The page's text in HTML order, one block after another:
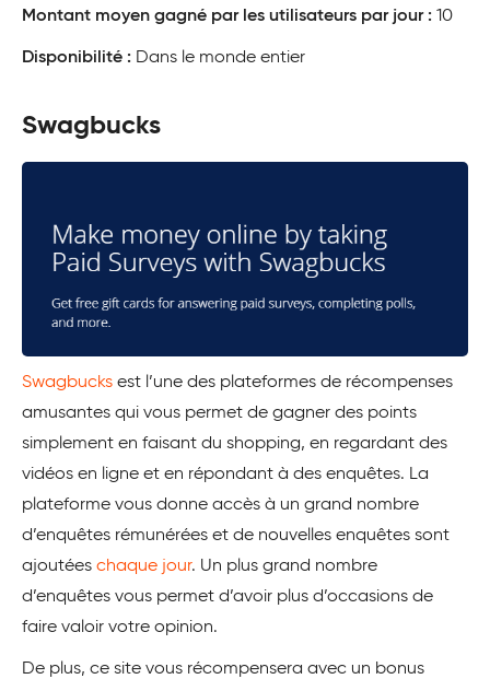
Montant moyen gagné par les utilisateurs par jour : 10
Disponibilité : Dans le monde entier
Swagbucks
Swagbucks est l’une des plateformes de récompenses
amusantes qui vous permet de gagner des points
simplement en faisant du shopping, en regardant des
vidéos en ligne et en répondant à des enquêtes. La
plateforme vous donne accès à un grand nombre
d’enquêtes rémunérées et de nouvelles enquêtes sont
ajoutées chaque jour. Un plus grand nombre
d’enquêtes vous permet d’avoir plus d’occasions de
faire valoir votre opinion.
De plus, ce site vous récompensera avec un bonus